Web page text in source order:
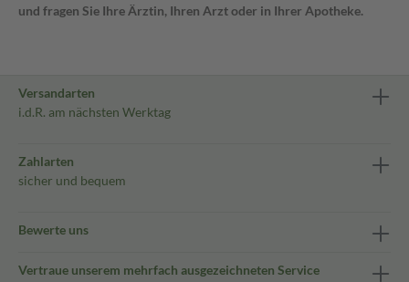
und fragen Sie Ihre Ärztin, Ihren Arzt oder in Ihrer Apotheke.
Versandarten
i.d.R. am nächsten Werktag
Zahlarten
sicher und bequem
Bewerte uns
Vertraue unserem mehrfach ausgezeichneten Service